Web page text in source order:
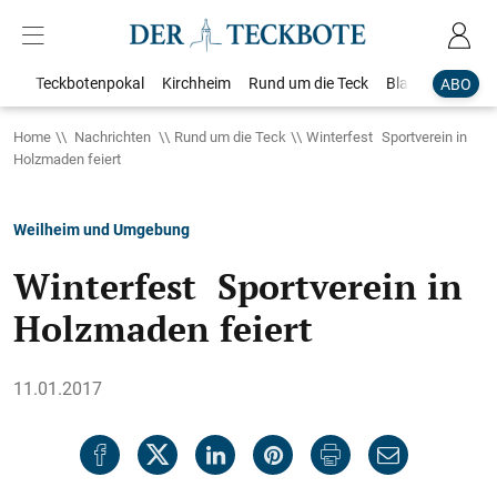
ABO
Teckbotenpokal Kirchheim Rund um die Teck Blaulicht
Home Nachrichten Rund um die Teck
Winterfest Sportverein in
Holzmaden feiert
Weilheim und Umgebung
Winterfest Sportverein in
Holzmaden feiert
11.01.2017